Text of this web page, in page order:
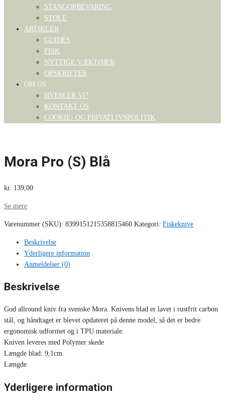
STANGOPBEVARING
STOLE
ARTIKLER
GUIDES
FISK
NYTTIGE VÆKTØJER
OPSKRIFTER
OM OS
HVEM ER VI?
KONTAKT OS
COOKIE- OG PRIVATLIVSPOLITIK
Mora Pro (S) Blå
kr. 139,00
Se mere
Varenummer (SKU): 8399151215358815460 Kategori: Fiskeknive
Beskrivelse
Yderligere information
Anmeldelser (0)
Beskrivelse
God allround kniv fra svenske Mora. Knivens blad er lavet i rustfrit carbon
stål, og håndtaget er blevet opdateret på denne model, så det er bedre
ergonomisk udformet og i TPU materiale.
Kniven leveres med Polymer skede
Længde blad: 9,1cm.
Længde
Yderligere information